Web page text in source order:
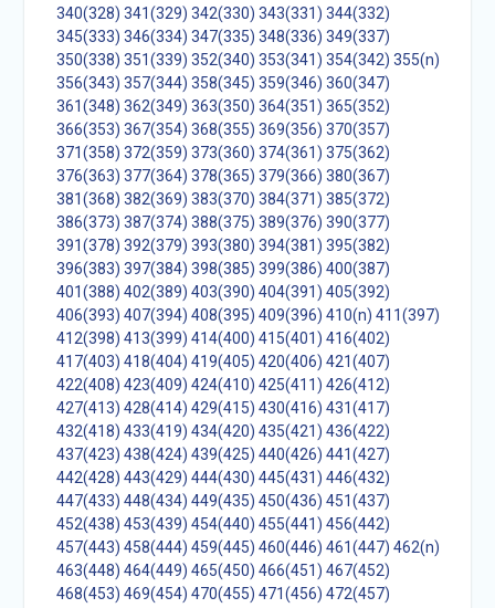
340(328) 341(329) 342(330) 343(331) 344(332)
345(333) 346(334) 347(335) 348(336) 349(337)
350(338) 351(339) 352(340) 353(341) 354(342) 355(n)
356(343) 357(344) 358(345) 359(346) 360(347)
361(348) 362(349) 363(350) 364(351) 365(352)
366(353) 367(354) 368(355) 369(356) 370(357)
371(358) 372(359) 373(360) 374(361) 375(362)
376(363) 377(364) 378(365) 379(366) 380(367)
381(368) 382(369) 383(370) 384(371) 385(372)
386(373) 387(374) 388(375) 389(376) 390(377)
391(378) 392(379) 393(380) 394(381) 395(382)
396(383) 397(384) 398(385) 399(386) 400(387)
401(388) 402(389) 403(390) 404(391) 405(392)
406(393) 407(394) 408(395) 409(396) 410(n) 411(397)
412(398) 413(399) 414(400) 415(401) 416(402)
417(403) 418(404) 419(405) 420(406) 421(407)
422(408) 423(409) 424(410) 425(411) 426(412)
427(413) 428(414) 429(415) 430(416) 431(417)
432(418) 433(419) 434(420) 435(421) 436(422)
437(423) 438(424) 439(425) 440(426) 441(427)
442(428) 443(429) 444(430) 445(431) 446(432)
447(433) 448(434) 449(435) 450(436) 451(437)
452(438) 453(439) 454(440) 455(441) 456(442)
457(443) 458(444) 459(445) 460(446) 461(447) 462(n)
463(448) 464(449) 465(450) 466(451) 467(452)
468(453) 469(454) 470(455) 471(456) 472(457)